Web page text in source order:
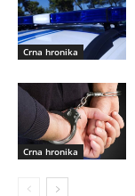
Crna hronika
Crna hronika